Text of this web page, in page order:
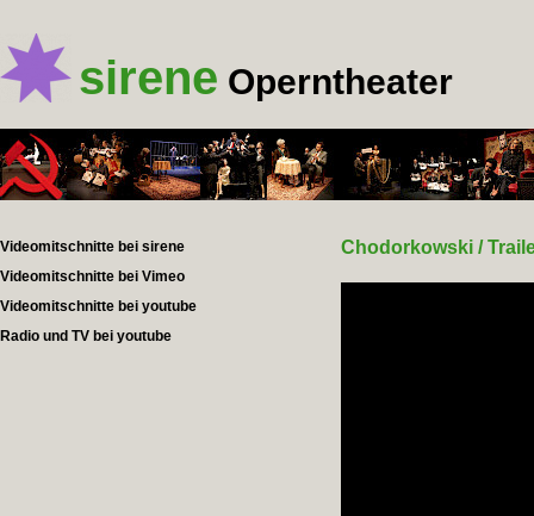
sirene Operntheater
Videomitschnitte bei sirene
Videomitschnitte bei Vimeo
Videomitschnitte bei youtube
Radio und TV bei youtube
Chodorkowski /